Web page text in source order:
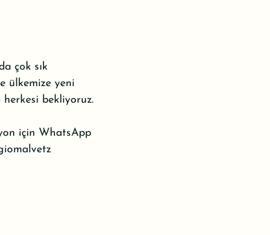
çok sık
ülkemize yeni
bekliyoruz.
için WhatsApp